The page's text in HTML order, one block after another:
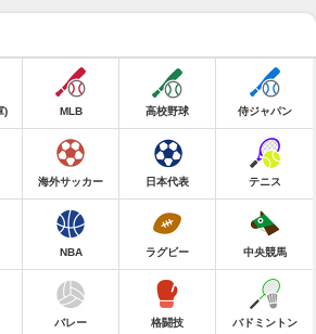
) MLB 高校野球 侍ジャパン
海外サッカー 日本代表 テニス
NBA ラグビー 中央競馬
バレー 格闘技 バドミントン